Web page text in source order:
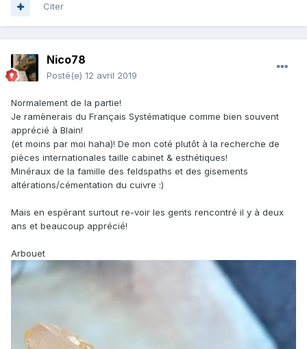
Citer
Nico78
Posté(e) 12 avril 2019
Normalement de la partie!
Je ramènerais du Français Systématique comme bien souvent
apprécié à Blain!
(et moins par moi haha)! De mon coté plutôt à la recherche de
pièces internationales taille cabinet & esthétiques!
Minéraux de la famille des feldspaths et des gisements
altérations/cémentation du cuivre :)
Mais en espérant surtout re-voir les gents rencontré il y à deux
ans et beaucoup apprécié!
Arbouet